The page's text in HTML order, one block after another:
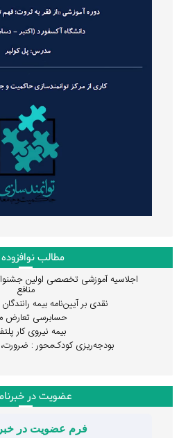
مطالب نوافزوده
اجلاسیه آموزشی تخصصی اولین
منافع
نقدی بر آیین‌نامه بیمه
حسابرسی تعارض
بیمه نیروی کار
بودجه‌ریزی کودک‌محور : ضرورت،
عضویت در
فرم عضویت در